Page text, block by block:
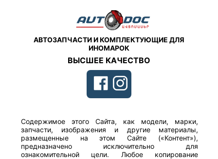
АВТОЗАПЧАСТИ И КОМПЛЕКТУЮЩИЕ ДЛЯ
ИНОМАРОК
ВЫСШЕЕ КАЧЕСТВО
Содержимое этого Сайта, как модели, марки,
запчасти, изображения и другие материалы,
размещенные на этом Сайте («Контент»),
предназначено исключительно для
ознакомительной цели. Любое копирование